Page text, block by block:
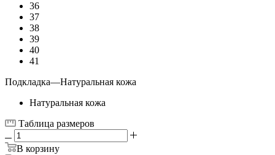
36
37
38
39
40
41
Подкладка—Натуральная кожа
Натуральная кожа
Таблица размеров
В корзину